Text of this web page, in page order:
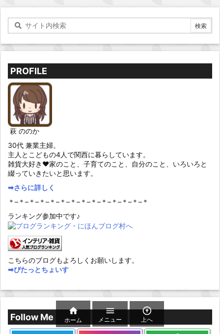
PROFILE
萩 ののか
30代 兼業主婦。
主人とこどもの4人で関西に暮らしています。
雑貨大好き♥家のこと、子育てのこと、自分のこと、いろいろと
綴っていきたいと思います。
➡︎さらに詳しく
＊–＊–＊–＊–＊–＊–＊–＊–＊–＊–＊–＊–＊–＊
ランキング参加中です♪
こちらのブログもよろしくお願いします。
➡︎ぴたっとちょいす
Follow Me

ホーム

メニュー

上へ